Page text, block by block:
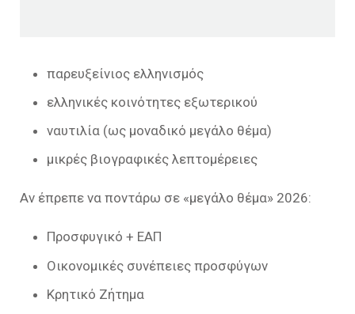
παρευξείνιος ελληνισμός
ελληνικές κοινότητες εξωτερικού
ναυτιλία (ως μοναδικό μεγάλο θέμα)
μικρές βιογραφικές λεπτομέρειες
Αν έπρεπε να ποντάρω σε «μεγάλο θέμα» 2026:
Προσφυγικό + ΕΑΠ
Οικονομικές συνέπειες προσφύγων
Κρητικό Ζήτημα